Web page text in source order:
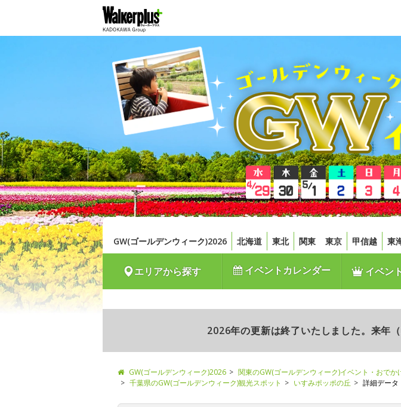
GW(ゴールデンウィーク)2026 北海道 東北 関東 東京 甲信越 東
エリアから探す イベントカレンダー イベン
2026年の更新は終了いたしました。来年
GW(ゴールデンウィーク)2026 関東のGW(ゴールデンウィーク)イベント・おでか
千葉県のGW(ゴールデンウィーク)観光スポット
いすみポッポの丘 詳細データ